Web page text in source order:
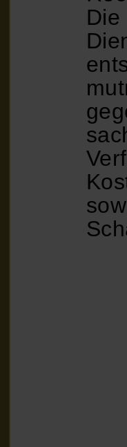
Die